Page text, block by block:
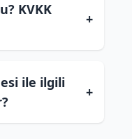
KVKK
+
ile ilgili
+